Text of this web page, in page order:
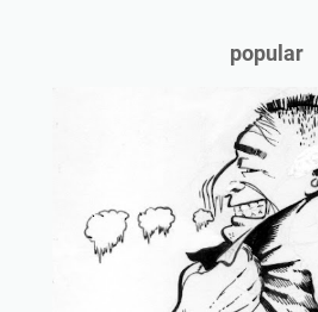
popular